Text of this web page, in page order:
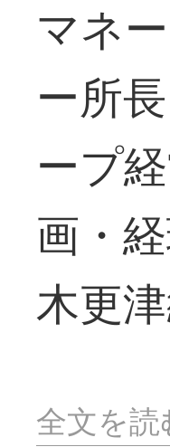
マネ
ー所
ープ
画・
木更
全文を